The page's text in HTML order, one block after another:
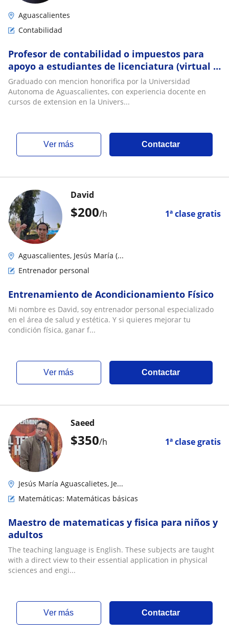
Aguascalientes
Contabilidad
Profesor de contabilidad o impuestos para
apoyo a estudiantes de licenciatura (virtual o
presencial en Aguascalientes)
Graduado con mencion honorifica por la Universidad
Autonoma de Aguascalientes, con experiencia docente en
cursos de extension en la Univers...
ver más Contactar
$200/h 1ª clase gratis
David
Aguascalientes, Jesús María (...
Entrenador personal
Entrenamiento de Acondicionamiento Físico
Mi nombre es David, soy entrenador personal especializado
en el área de salud y estética. Y si quieres mejorar tu
condición física, ganar f...
ver más Contactar
$350/h 1ª clase gratis
Saeed
Jesús María Aguascalietes, Je...
Matemáticas: Matemáticas básicas
Maestro de matematicas y fisica para niños y
adultos
The teaching language is English. These subjects are taught
with a direct view to their essential application in physical
sciences and engi...
ver más Contactar